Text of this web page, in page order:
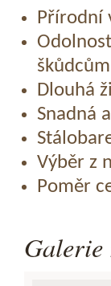
Přírodní
škůdcům
Dlouhá
Snadná
Výběr z
Poměr